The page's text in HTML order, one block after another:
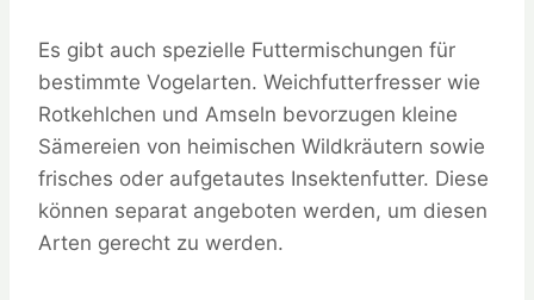
Es gibt auch spezielle Futtermischungen für
bestimmte Vogelarten. Weichfutterfresser wie
Rotkehlchen und Amseln bevorzugen kleine
Sämereien von heimischen Wildkräutern sowie
frisches oder aufgetautes Insektenfutter. Diese
können separat angeboten werden, um diesen
Arten gerecht zu werden.